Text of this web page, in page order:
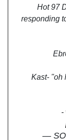
Hot 97
responding
Kast- "oh
-
—